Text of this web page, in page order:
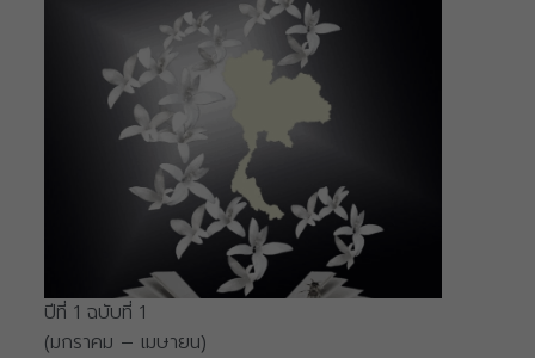
ปีที่ 1 ฉบับที่ 1
(มกราคม – เมษายน)